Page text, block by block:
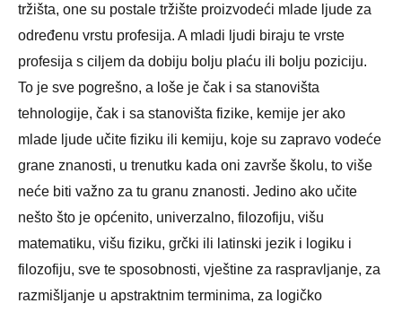
tržišta, one su postale tržište proizvodeći mlade ljude za
određenu vrstu profesija. A mladi ljudi biraju te vrste
profesija s ciljem da dobiju bolju plaću ili bolju poziciju.
To je sve pogrešno, a loše je čak i sa stanovišta
tehnologije, čak i sa stanovišta fizike, kemije jer ako
mlade ljude učite fiziku ili kemiju, koje su zapravo vodeće
grane znanosti, u trenutku kada oni završe školu, to više
neće biti važno za tu granu znanosti. Jedino ako učite
nešto što je općenito, univerzalno, filozofiju, višu
matematiku, višu fiziku, grčki ili latinski jezik i logiku i
filozofiju, sve te sposobnosti, vještine za raspravljanje, za
razmišljanje u apstraktnim terminima, za logičko